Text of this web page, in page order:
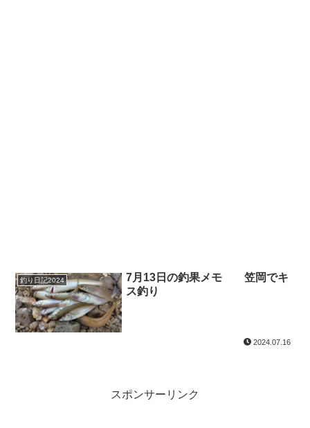
釣り日記2024
7月13日の釣果メモ 笠岡でキ
ス釣り
2024.07.16
スポンサーリンク